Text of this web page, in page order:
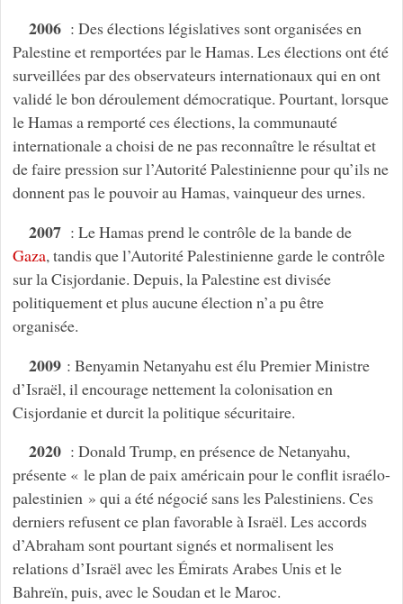
2006 : Des élections législatives sont organisées en
Palestine et remportées par le Hamas. Les élections ont été
surveillées par des observateurs internationaux qui en ont
validé le bon déroulement démocratique. Pourtant, lorsque
le Hamas a remporté ces élections, la communauté
internationale a choisi de ne pas reconnaître le résultat et
de faire pression sur l’Autorité Palestinienne pour qu’ils ne
donnent pas le pouvoir au Hamas, vainqueur des urnes.
2007 : Le Hamas prend le contrôle de la bande de
Gaza, tandis que l’Autorité Palestinienne garde le contrôle
sur la Cisjordanie. Depuis, la Palestine est divisée
politiquement et plus aucune élection n’a pu être
organisée.
2009: Benyamin Netanyahu est élu Premier Ministre
d’Israël, il encourage nettement la colonisation en
Cisjordanie et durcit la politique sécuritaire.
2020 : Donald Trump, en présence de Netanyahu,
présente « le plan de paix américain pour le conflit israélo-
palestinien » qui a été négocié sans les Palestiniens. Ces
derniers refusent ce plan favorable à Israël. Les accords
d’Abraham sont pourtant signés et normalisent les
relations d’Israël avec les Émirats Arabes Unis et le
Bahreïn, puis, avec le Soudan et le Maroc.